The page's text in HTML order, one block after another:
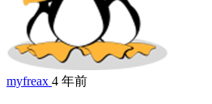
myfreax 4 年前